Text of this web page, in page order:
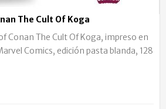
The Cult Of Koga
Conan The Cult Of Koga, impreso en
Comics, edición pasta blanda, 128